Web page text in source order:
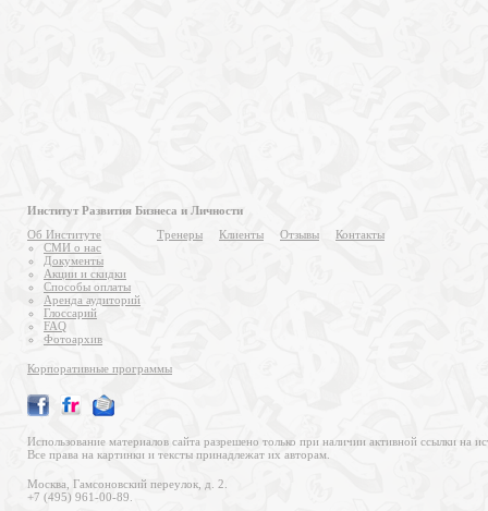
Институт Развития Бизнеса и Личности
Об Институте
СМИ о нас
Документы
Акции и скидки
Способы оплаты
Аренда аудиторий
Глоссарий
FAQ
Фотоархив
Тренеры Клиенты Отзывы Контакты
Корпоративные программы
Использование материалов сайта разрешено только при наличии активной ссылки на
Все права на картинки и тексты принадлежат их авторам.
Москва, Гамсоновский переулок, д. 2.
+7 (495) 961-00-89.